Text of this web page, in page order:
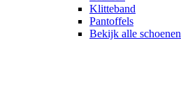
Klitteband
Pantoffels
Bekijk alle schoenen